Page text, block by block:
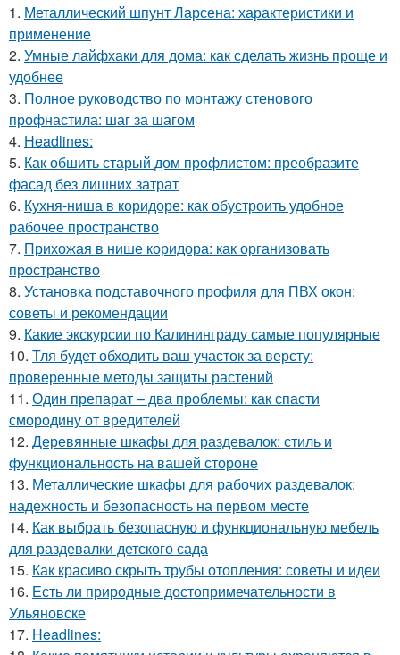
1. Металлический шпунт Ларсена: характеристики и
применение
2. Умные лайфхаки для дома: как сделать жизнь проще и
удобнее
3. Полное руководство по монтажу стенового
профнастила: шаг за шагом
4. Headlines:
5. Как обшить старый дом профлистом: преобразите
фасад без лишних затрат
6. Кухня-ниша в коридоре: как обустроить удобное
рабочее пространство
7. Прихожая в нише коридора: как организовать
пространство
8. Установка подставочного профиля для ПВХ окон:
советы и рекомендации
9. Какие экскурсии по Калининграду самые популярные
10. Тля будет обходить ваш участок за версту:
проверенные методы защиты растений
11. Один препарат – два проблемы: как спасти
смородину от вредителей
12. Деревянные шкафы для раздевалок: стиль и
функциональность на вашей стороне
13. Металлические шкафы для рабочих раздевалок:
надежность и безопасность на первом месте
14. Как выбрать безопасную и функциональную мебель
для раздевалки детского сада
15. Как красиво скрыть трубы отопления: советы и идеи
16. Есть ли природные достопримечательности в
Ульяновске
17. Headlines: